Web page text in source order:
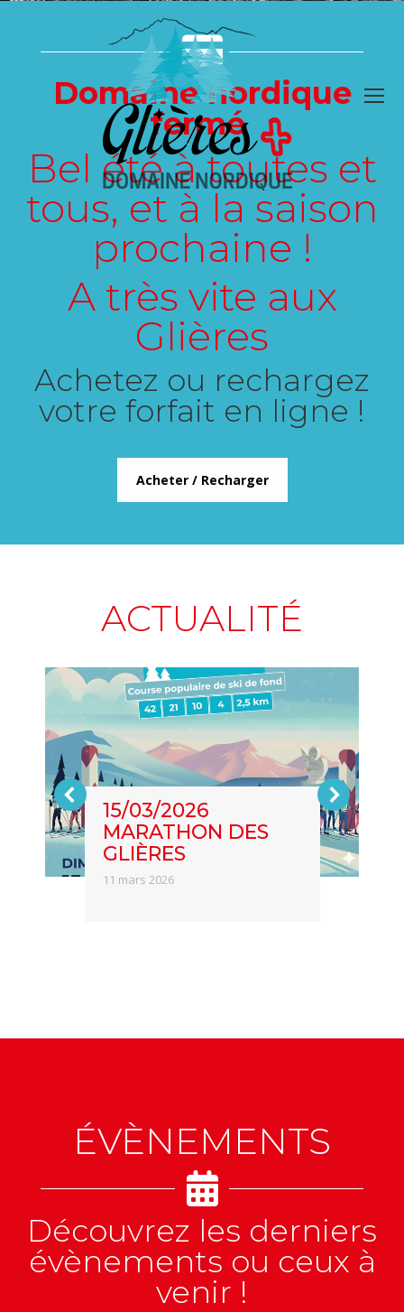
Domaine nordique
fermé
Bel été à toutes et
tous, et à la saison
prochaine !
A très vite aux
Glières
Achetez ou rechargez
votre forfait en ligne !
Acheter / Recharger
ACTUALITÉ
15/03/2026
MARATHON DES
GLIÈRES
11 mars 2026
ÉVÈNEMENTS
Découvrez les derniers
évènements ou ceux à
venir !